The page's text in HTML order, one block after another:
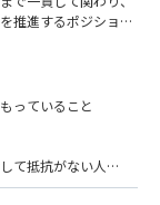
推進するポジション
ります。
連携
っていること
て抵抗がない人